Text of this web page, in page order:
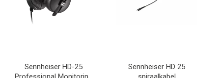
Projects
Meer
Sennheiser HD-25
Sennheiser HD 25